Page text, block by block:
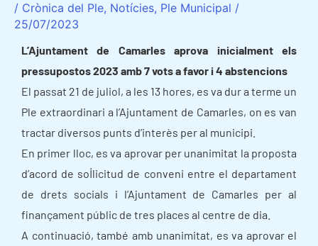
/ Crònica del Ple, Notícies, Ple Municipal /
25/07/2023
L’Ajuntament de Camarles aprova inicialment els
pressupostos 2023 amb 7 vots a favor i 4 abstencions
El passat 21 de juliol, a les 13 hores, es va dur a terme un
Ple extraordinari a l’Ajuntament de Camarles, on es van
tractar diversos punts d’interès per al municipi.
En primer lloc, es va aprovar per unanimitat la proposta
d’acord de sol·licitud de conveni entre el departament
de drets socials i l’Ajuntament de Camarles per al
finançament públic de tres places al centre de dia.
A continuació, també amb unanimitat, es va aprovar el